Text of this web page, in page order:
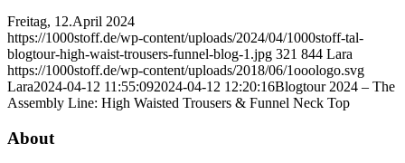
Freitag, 12.April 2024
https://1000stoff.de/wp-content/uploads/2024/04/1000stoff-tal-
blogtour-high-waist-trousers-funnel-blog-1.jpg 321 844 Lara
https://1000stoff.de/wp-content/uploads/2018/06/1ooologo.svg
Lara2024-04-12 11:55:092024-04-12 12:20:16Blogtour 2024 – The
Assembly Line: High Waisted Trousers & Funnel Neck Top
About